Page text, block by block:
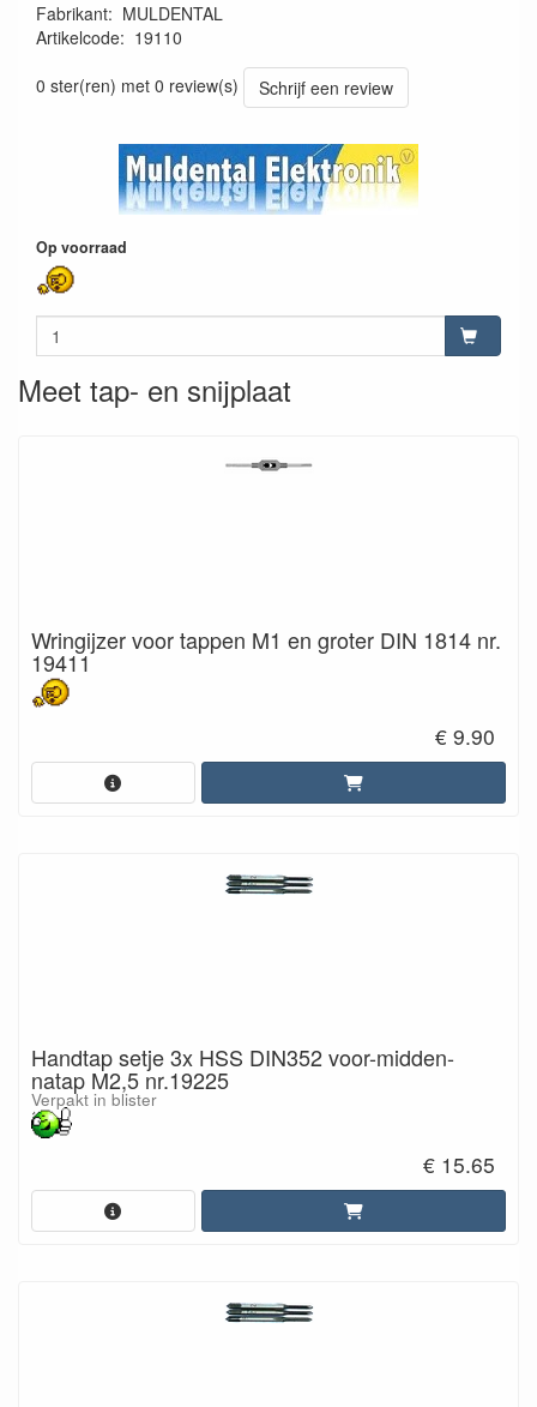
Fabrikant: MULDENTAL
Artikelcode: 19110
0 ster(ren) met 0 review(s)
Schrijf een review
Op voorraad
Meet tap- en snijplaat
Wringijzer voor tappen M1 en groter DIN 1814 nr.
19411
€ 9.90
Handtap setje 3x HSS DIN352 voor-midden-
natap M2,5 nr.19225
Verpakt in blister
€ 15.65